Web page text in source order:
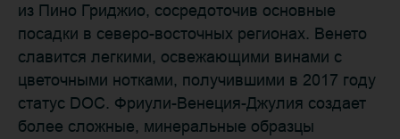
из Пино Гриджио, сосредоточив основные
посадки в северо-восточных регионах. Венето
славится легкими, освежающими винами с
цветочными нотками, получившими в 2017 году
статус DOC. Фриули-Венеция-Джулия создает
более сложные, минеральные образцы